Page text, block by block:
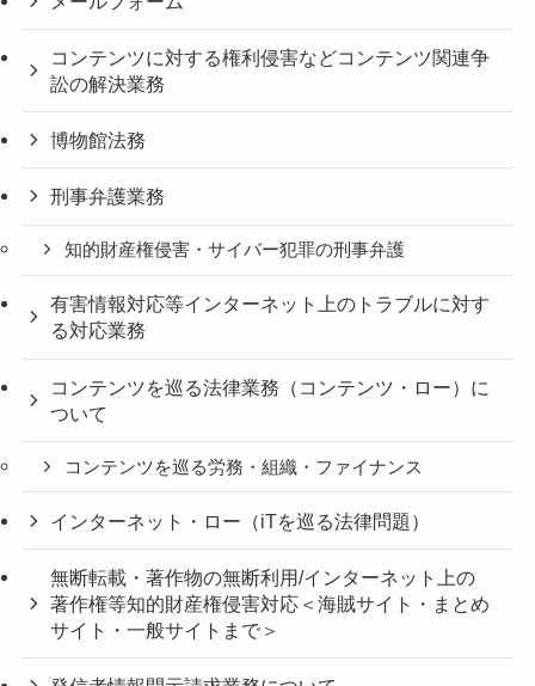
コンテンツに対する権利侵害などコンテンツ関連争
訟の解決業務
博物館法務
刑事弁護業務
知的財産権侵害・サイバー犯罪の刑事弁護
有害情報対応等インターネット上のトラブルに対す
る対応業務
コンテンツを巡る法律業務（コンテンツ・ロー）に
ついて
コンテンツを巡る労務・組織・ファイナンス
インターネット・ロー（iTを巡る法律問題）
無断転載・著作物の無断利用/インターネット上の
著作権等知的財産権侵害対応＜海賊サイト・まとめ
サイト・一般サイトまで＞